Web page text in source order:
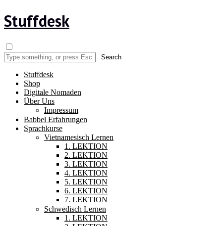
Stuffdesk
Stuffdesk
Shop
Digitale Nomaden
Über Uns
Impressum
Babbel Erfahrungen
Sprachkurse
Vietnamesisch Lernen
1. LEKTION
2. LEKTION
3. LEKTION
4. LEKTION
5. LEKTION
6. LEKTION
7. LEKTION
Schwedisch Lernen
1. LEKTION